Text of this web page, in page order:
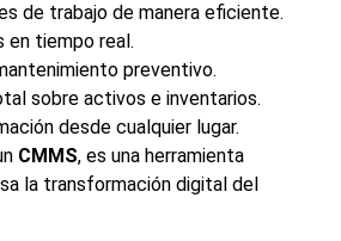
de trabajo de manera eficiente.
en tiempo real.
preventivo.
sobre activos e inventarios.
desde cualquier lugar.
CMMS, es una herramienta
la transformación digital del